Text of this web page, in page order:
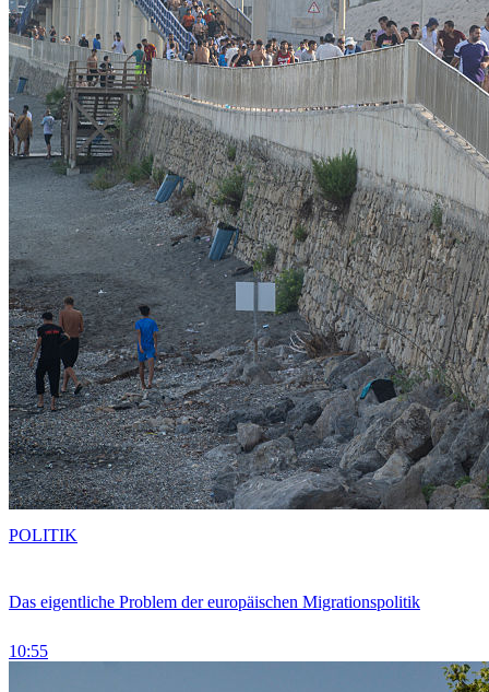
Das eigentliche Problem der europäischen Migrationspolitik
10:55
POLITIK